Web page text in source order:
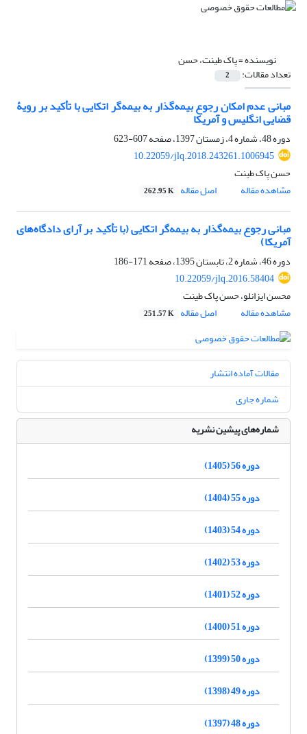
نویسنده =پاک طینت، حسن
تعداد مقالات: 2
مبانی عدم امکان رجوع بیمه‌گذار به بیمه‌گر اتکایی با تأکید بر رویۀ
قضایی انگلیس و آمریکا
دوره 48، شماره 4، زمستان 1397، صفحه
607-623
10.22059/jlq.2018.243261.1006945
حسن پاک طینت
مشاهده مقاله
اصل مقاله 262.95 K
مبانی رجوع بیمه‌گذار به بیمه‌گر اتکایی (با تأکید بر آرای دادگاه‌های
آمریکا)
دوره 46، شماره 2، تابستان 1395، صفحه
171-186
10.22059/jlq.2016.58404
محسن ایزانلو، حسن پاک طینت
مشاهده مقاله
اصل مقاله 251.57 K
مقالات آماده انتشار
شماره جاری
شماره‌های پیشین نشریه
دوره 56 (1405)
دوره 55 (1404)
دوره 54 (1403)
دوره 53 (1402)
دوره 52 (1401)
دوره 51 (1400)
دوره 50 (1399)
دوره 49 (1398)
دوره 48 (1397)